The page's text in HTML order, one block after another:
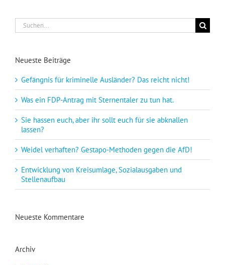
Suche
nach:
Neueste Beiträge
Gefängnis für kriminelle Ausländer? Das reicht nicht!
Was ein FDP-Antrag mit Sternentaler zu tun hat.
Sie hassen euch, aber ihr sollt euch für sie abknallen
lassen?
Weidel verhaften? Gestapo-Methoden gegen die AfD!
Entwicklung von Kreisumlage, Sozialausgaben und
Stellenaufbau
Neueste Kommentare
Archiv